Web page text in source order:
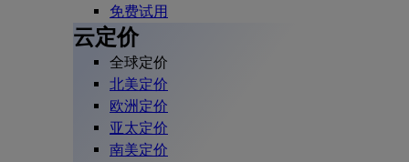
免费试用
云定价
全球定价
北美定价
欧洲定价
亚太定价
南美定价